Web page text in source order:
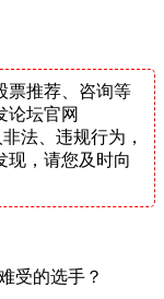
票推荐、咨询等
论坛官网
法、违规行为，
现，请您及时向
受的选手？